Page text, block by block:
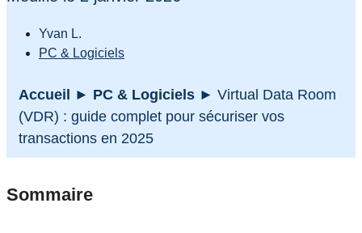
Yvan L.
PC & Logiciels
Accueil ► PC & Logiciels ► Virtual Data Room
(VDR) : guide complet pour sécuriser vos
transactions en 2025
Sommaire